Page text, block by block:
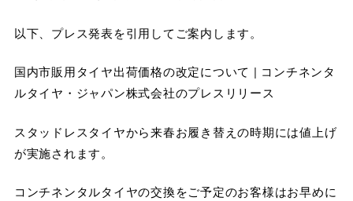
以下、プレス発表を引用してご案内します。
国内市販用タイヤ出荷価格の改定について | コンチネンタ
ルタイヤ・ジャパン株式会社のプレスリリース
スタッドレスタイヤから来春お履き替えの時期には値上げ
が実施されます。
コンチネンタルタイヤの交換をご予定のお客様はお早めに